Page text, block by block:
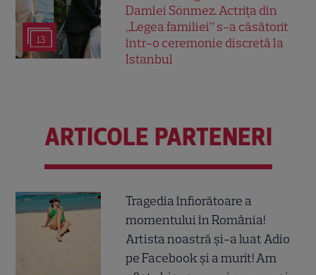
13
Damlei Sönmez. Actrița din
„Legea familiei” s-a căsătorit
într-o ceremonie discretă la
Istanbul
ARTICOLE PARTENERI
Tragedia înfiorătoare a
momentului în România!
Artista noastră și-a luat Adio
pe Facebook și a murit! Am